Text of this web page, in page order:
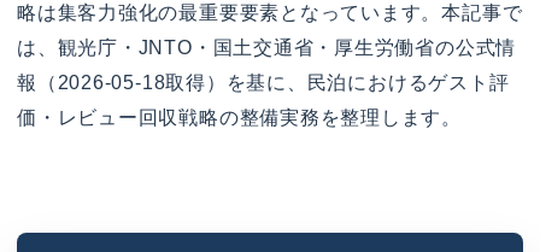
略は集客力強化の最重要要素となっています。本記事で
は、観光庁・JNTO・国土交通省・厚生労働省の公式情
報（2026-05-18取得）を基に、民泊におけるゲスト評
価・レビュー回収戦略の整備実務を整理します。